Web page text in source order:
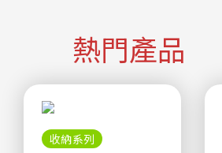
熱門產品
收納系列